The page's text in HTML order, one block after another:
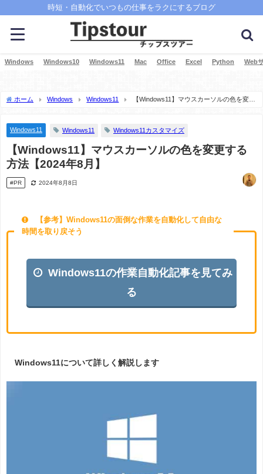
時短・自動化でいつもの仕事をラクにするブログ
Windows Windows10 Windows11 Mac Office Excel Python Web
ホーム Windows Windows11
【Windows11】マウスカーソルの色を変更
Windows11 Windows11 Windows11カスタマイズ
【Windows11】マウスカーソルの色を変更する
方法【2024年8月】
#PR 2024年8月8日
【参考】Windows11の面倒な作業を自動化して自由な
時間を取り戻そう
Windows11の作業自動化記事を見てみ
る
Windows11について詳しく解説します